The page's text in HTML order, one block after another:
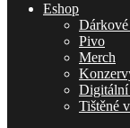
Eshop
Pivo
Merch
Digitální
Tištěné